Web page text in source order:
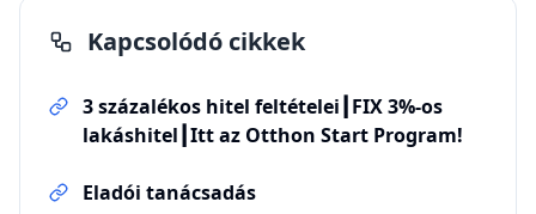
Kapcsolódó cikkek
3 százalékos hitel feltételei┃FIX 3%-os
lakáshitel┃Itt az Otthon Start Program!
Eladói tanácsadás